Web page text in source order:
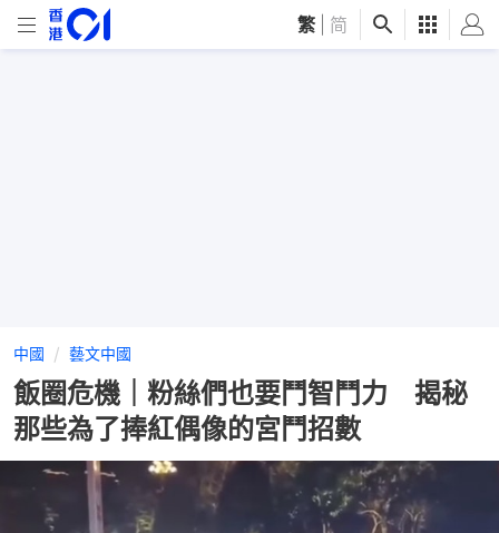
繁 简
中國 藝文中國
飯圈危機｜粉絲們也要鬥智鬥力 揭秘
那些為了捧紅偶像的宮鬥招數